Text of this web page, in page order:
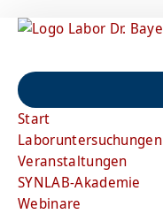
Start
Laboruntersuchungen
Veranstaltungen
SYNLAB-Akademie
Webinare